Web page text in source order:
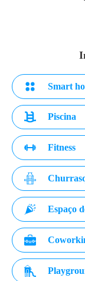
Smart
Piscina
Fitness
Espaço